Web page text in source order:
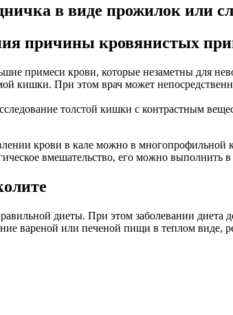
в виде прожилок или
причины кровянистых
примеси крови, которые незаметны для
кишки. При этом врач может
толстой кишки с контрастным
крови в кале можно в
вмешательство, его можно
диеты. При этом заболевании диета
вареной или печеной пищи в теплом виде,